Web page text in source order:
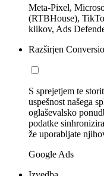
Meta-Pixel,
(RTBHouse),
klikov, Ads
Razširjen
S sprejetjem te
uspešnost našega
oglaševalsko
podatke
že uporabljate
Google Ads